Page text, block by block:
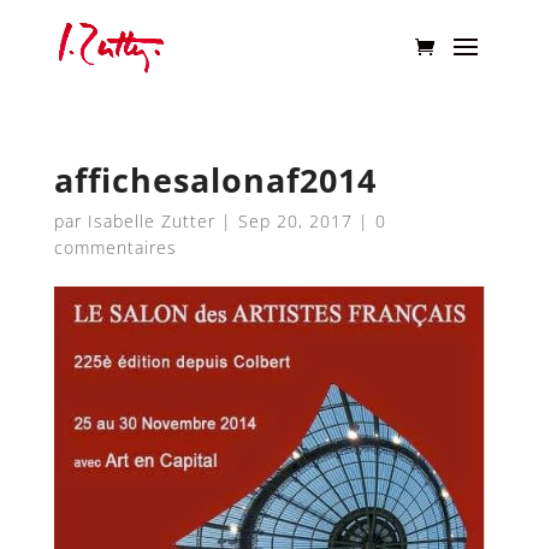
affichesalonaf2014
par Isabelle Zutter | Sep 20, 2017 | 0
commentaires